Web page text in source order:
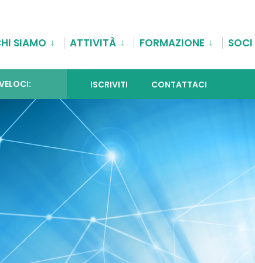
SIAMO ATTIVITÀ FORMAZIONE SOCI
ISCRIVITI CONTATTACI